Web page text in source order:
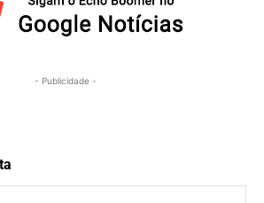
- Publicidade -